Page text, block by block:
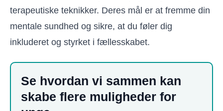
terapeutiske teknikker. Deres mål er at fremme din
mentale sundhed og sikre, at du føler dig
inkluderet og styrket i fællesskabet.
Se hvordan vi sammen kan
skabe flere muligheder for